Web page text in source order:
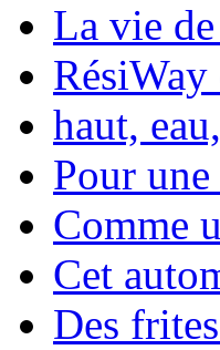
La vie
RésiWay
haut,
Pour
Comme
Cet
Des